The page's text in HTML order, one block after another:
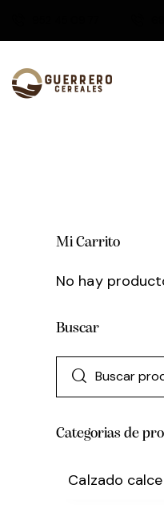
Mi Carrito
No hay
Buscar
Categorias de
Calzado